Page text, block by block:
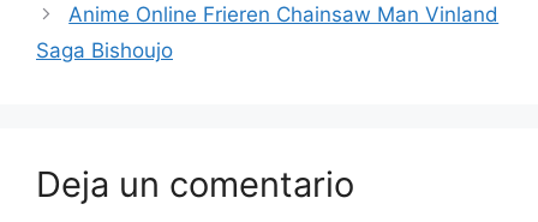
Anime Online Frieren Chainsaw Man Vinland
Saga Bishoujo
Deja un comentario